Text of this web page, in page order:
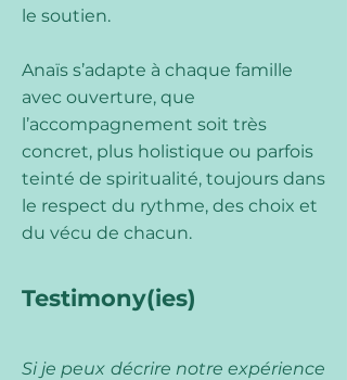
le soutien.
Anaïs s’adapte à chaque famille
avec ouverture, que
l’accompagnement soit très
concret, plus holistique ou parfois
teinté de spiritualité, toujours dans
le respect du rythme, des choix et
du vécu de chacun.
Testimony(ies)
Si je peux décrire notre expérience